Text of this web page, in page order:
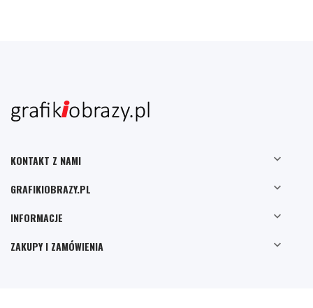
KONTAKT Z NAMI 
GRAFIKIOBRAZY.PL 
INFORMACJE 
ZAKUPY I ZAMÓWIENIA 